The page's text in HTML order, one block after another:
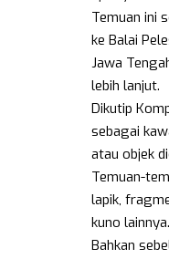
Temuan ini
ke Balai
Jawa
lebih lanjut.
Dikutip
sebagai
atau objek
Temuan-
lapik,
kuno lainnya.
Bahkan